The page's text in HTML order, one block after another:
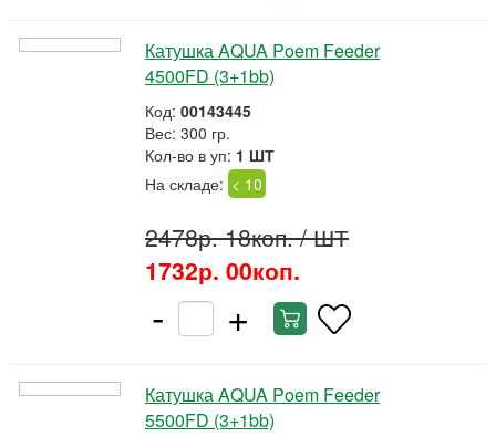
Катушка AQUA Poem Feeder
4500FD (3+1bb)
Код: 00143445
Вес: 300 гр.
Кол-во в уп: 1 ШТ
На складе: < 10
2478р. 18коп./ ШТ
1732р. 00коп.
- +
Катушка AQUA Poem Feeder
5500FD (3+1bb)